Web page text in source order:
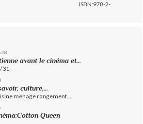
ISBN:978-2-
avant le cinéma et...
31
culture,...
ménage rangement...
Queen